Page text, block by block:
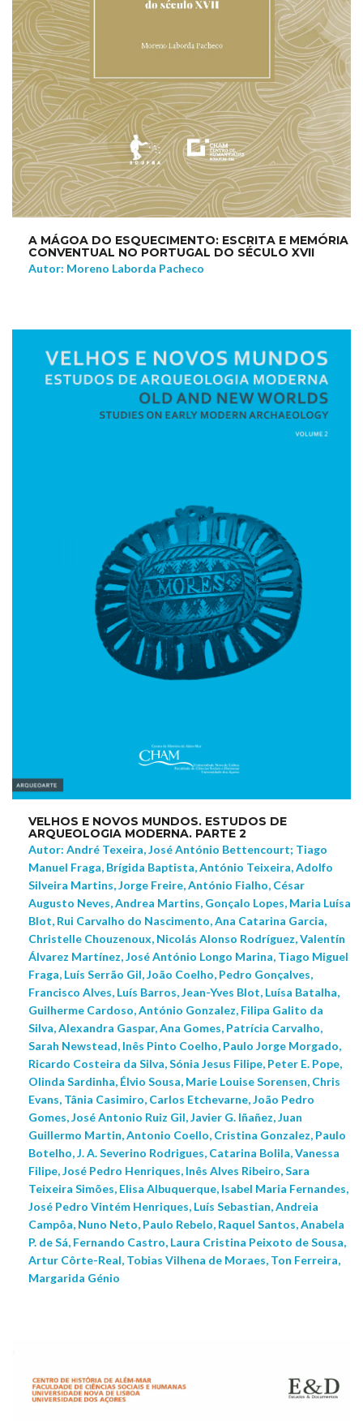
A MÁGOA DO ESQUECIMENTO: ESCRITA E MEMÓRIA
CONVENTUAL NO PORTUGAL DO SÉCULO XVII
Autor: Moreno Laborda Pacheco
VELHOS E NOVOS MUNDOS. ESTUDOS DE
ARQUEOLOGIA MODERNA. PARTE 2
Autor: André Texeira, José António Bettencourt; Tiago
Manuel Fraga, Brígida Baptista, António Teixeira, Adolfo
Silveira Martins, Jorge Freire, António Fialho, César
Augusto Neves, Andrea Martins, Gonçalo Lopes, Maria Luísa
Blot, Rui Carvalho do Nascimento, Ana Catarina Garcia,
Christelle Chouzenoux, Nicolás Alonso Rodríguez, Valentín
Álvarez Martínez, José António Longo Marina, Tiago Miguel
Fraga, Luís Serrão Gil, João Coelho, Pedro Gonçalves,
Francisco Alves, Luís Barros, Jean-Yves Blot, Luísa Batalha,
Guilherme Cardoso, António Gonzalez, Filipa Galito da
Silva, Alexandra Gaspar, Ana Gomes, Patrícia Carvalho,
Sarah Newstead, Inês Pinto Coelho, Paulo Jorge Morgado,
Ricardo Costeira da Silva, Sónia Jesus Filipe, Peter E. Pope,
Olinda Sardinha, Élvio Sousa, Marie Louise Sorensen, Chris
Evans, Tânia Casimiro, Carlos Etchevarne, João Pedro
Gomes, José Antonio Ruiz Gil, Javier G. Iñañez, Juan
Guillermo Martin, Antonio Coello, Cristina Gonzalez, Paulo
Botelho, J. A. Severino Rodrigues, Catarina Bolila, Vanessa
Filipe, José Pedro Henriques, Inês Alves Ribeiro, Sara
Teixeira Simões, Elisa Albuquerque, Isabel Maria Fernandes,
José Pedro Vintém Henriques, Luís Sebastian, Andreia
Campôa, Nuno Neto, Paulo Rebelo, Raquel Santos, Anabela
P. de Sá, Fernando Castro, Laura Cristina Peixoto de Sousa,
Artur Côrte-Real, Tobias Vilhena de Moraes, Ton Ferreira,
Margarida Génio